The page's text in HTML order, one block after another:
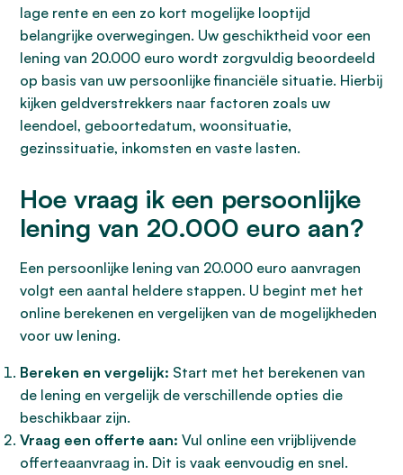
lage rente en een zo kort mogelijke looptijd
belangrijke overwegingen. Uw geschiktheid voor een
lening van 20.000 euro wordt zorgvuldig beoordeeld
op basis van uw persoonlijke financiële situatie. Hierbij
kijken geldverstrekkers naar factoren zoals uw
leendoel, geboortedatum, woonsituatie,
gezinssituatie, inkomsten en vaste lasten.
Hoe vraag ik een persoonlijke
lening van 20.000 euro aan?
Een persoonlijke lening van 20.000 euro aanvragen
volgt een aantal heldere stappen. U begint met het
online berekenen en vergelijken van de mogelijkheden
voor uw lening.
Bereken en vergelijk: Start met het berekenen van
de lening en vergelijk de verschillende opties die
beschikbaar zijn.
Vraag een offerte aan: Vul online een vrijblijvende
offerteaanvraag in. Dit is vaak eenvoudig en snel.